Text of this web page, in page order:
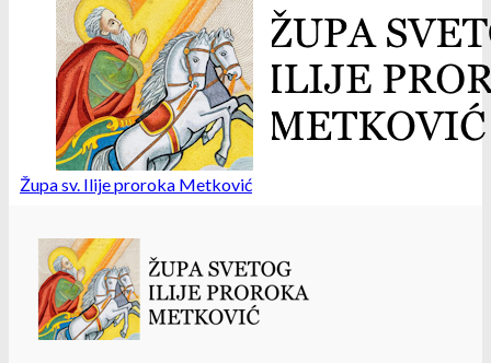
Župa sv. Ilije proroka Metković